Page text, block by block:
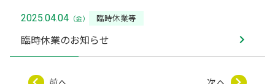
2025.04.04（金） 臨時休業等
臨時休業のお知らせ